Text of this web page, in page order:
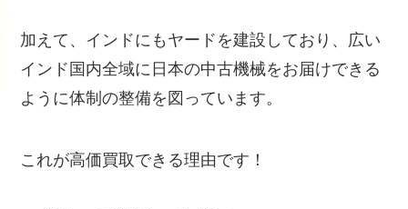
加えて、インドにもヤードを建設しており、広い
インド国内全域に日本の中古機械をお届けできる
ように体制の整備を図っています。
これが高価買取できる理由です！